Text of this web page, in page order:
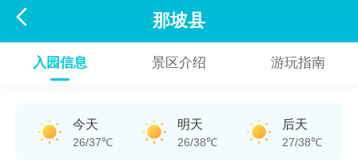
 那坡县
入园信息 景区介绍 游玩指南
今天
26/37℃
明天
26/38℃
后天
27/38℃